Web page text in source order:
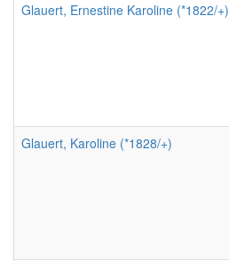
Glauert, Ernestine Karoline (*1822/+)
Glauert, Karoline (*1828/+)